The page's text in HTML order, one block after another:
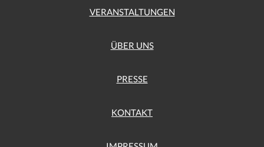
VERANSTALTUNGEN
ÜBER UNS
PRESSE
KONTAKT